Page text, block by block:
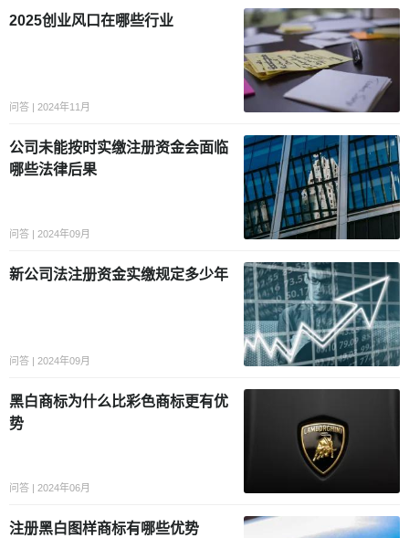
2025创业风口在哪些行业
问答 | 2024年11月
公司未能按时实缴注册资金会面临
哪些法律后果
问答 | 2024年09月
新公司法注册资金实缴规定多少年
问答 | 2024年09月
黑白商标为什么比彩色商标更有优
势
问答 | 2024年06月
注册黑白图样商标有哪些优势